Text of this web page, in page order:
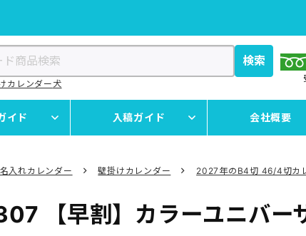
検索
カレンダー 犬
イド 入稿ガイド 会社概要
名入れカレンダー 壁掛けカレンダー 2027年のB4切 46/4切カ
【早割】カラーユニバー